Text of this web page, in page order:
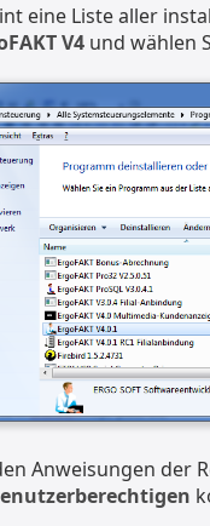
eine Liste aller
V4 und wählen
Anweisungen der